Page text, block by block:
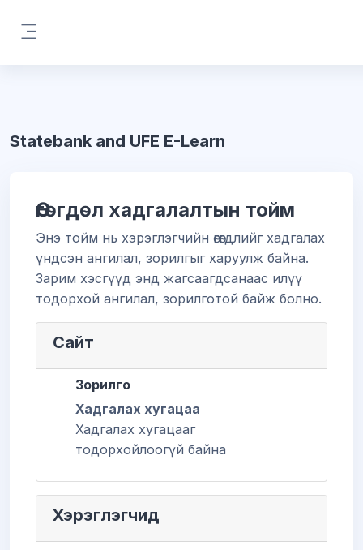
Statebank and UFE E-Learn
Өгөгдөл хадгалалтын тойм
Энэ тойм нь хэрэглэгчийн өгөгдлийг хадгалах
үндсэн ангилал, зорилгыг харуулж байна.
Зарим хэсгүүд энд жагсаагдсанаас илүү
тодорхой ангилал, зорилготой байж болно.
Сайт
Зорилго
Хадгалах хугацаа
Хадгалах хугацааг
тодорхойлоогүй байна
Хэрэглэгчид